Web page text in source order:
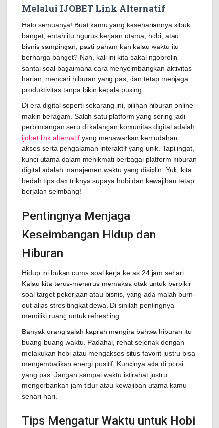
Melalui IJOBET Link Alternatif
Halo semuanya! Buat kamu yang kesehariannya sibuk
banget, entah itu ngurus kerjaan utama, hobi, atau
bisnis sampingan, pasti paham kan kalau waktu itu
berharga banget? Nah, kali ini kita bakal ngobrolin
santai soal bagaimana cara menyeimbangkan aktivitas
harian, mencari hiburan yang pas, dan tetap menjaga
produktivitas tanpa bikin kepala pusing.
Di era digital seperti sekarang ini, pilihan hiburan online
makin beragam. Salah satu platform yang sering jadi
perbincangan seru di kalangan komunitas digital adalah
ijobet link alternatif yang menawarkan kemudahan
akses serta pengalaman interaktif yang unik. Tapi ingat,
kunci utama dalam menikmati berbagai platform hiburan
digital adalah manajemen waktu yang disiplin. Yuk, kita
bedah tips dan triknya supaya hobi dan kewajiban tetap
berjalan seimbang!
Pentingnya Menjaga
Keseimbangan Hidup dan
Hiburan
Hidup ini bukan cuma soal kerja keras 24 jam sehari.
Kalau kita terus-menerus memaksa otak untuk berpikir
soal target pekerjaan atau bisnis, yang ada malah burn-
out alias stres tingkat dewa. Di sinilah pentingnya
memiliki ruang untuk refreshing.
Banyak orang salah kaprah mengira bahwa hiburan itu
buang-buang waktu. Padahal, rehat sejenak dengan
melakukan hobi atau mengakses situs favorit justru bisa
mengembalikan energi positif. Kuncinya ada di porsi
yang pas. Jangan sampai waktu istirahat justru
mengorbankan jam tidur atau kewajiban utama kamu
sehari-hari.
Tips Mengatur Waktu untuk Hobi